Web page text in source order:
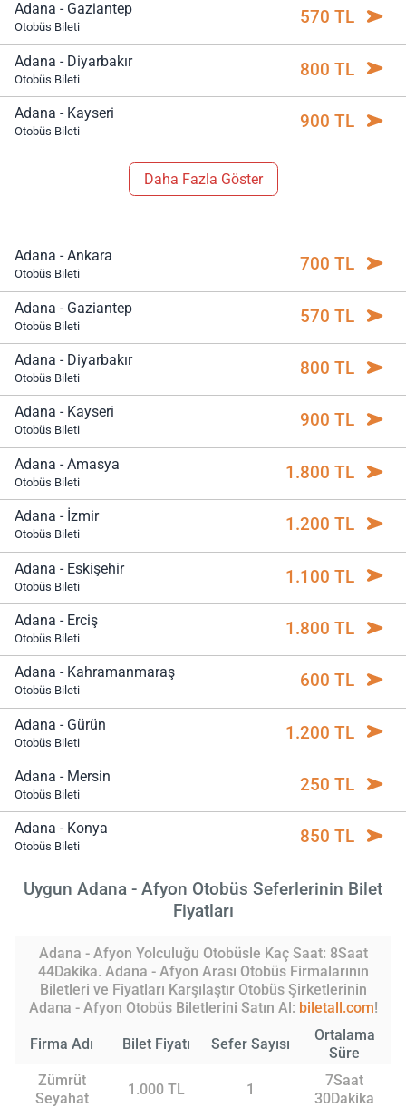
Adana - Gaziantep
Otobüs Bileti 570 TL
Adana - Diyarbakır
Otobüs Bileti 800 TL
Adana - Kayseri
Otobüs Bileti 900 TL
Daha Fazla Göster
Adana - Ankara
Otobüs Bileti 700 TL
Adana - Gaziantep
Otobüs Bileti 570 TL
Adana - Diyarbakır
Otobüs Bileti 800 TL
Adana - Kayseri
Otobüs Bileti 900 TL
Adana - Amasya
Otobüs Bileti 1.800 TL
Adana - İzmir
Otobüs Bileti 1.200 TL
Adana - Eskişehir
Otobüs Bileti 1.100 TL
Adana - Erciş
Otobüs Bileti 1.800 TL
Adana - Kahramanmaraş
Otobüs Bileti 600 TL
Adana - Gürün
Otobüs Bileti 1.200 TL
Adana - Mersin
Otobüs Bileti 250 TL
Adana - Konya
Otobüs Bileti 850 TL
Uygun Adana - Afyon Otobüs Seferlerinin Bilet
Fiyatları
Adana - Afyon Yolculuğu Otobüsle Kaç Saat: 8Saat
44Dakika. Adana - Afyon Arası Otobüs Firmalarının
Biletleri ve Fiyatları Karşılaştır Otobüs Şirketlerinin
Adana - Afyon Otobüs Biletlerini Satın Al: biletall.com!
Firma Adı Bilet Fiyatı Sefer Sayısı
Ortalama
Süre
Zümrüt
Seyahat
1.000 TL 1
7Saat
30Dakika